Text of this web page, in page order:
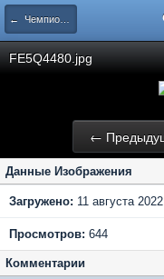
← Чемпионат России2022 поплавок. Тренировка
FE5Q4480.jpg
←
Данные Изображения
Загружено: 11 августа
Просмотров: 644
Комментарии